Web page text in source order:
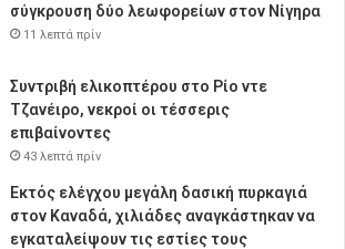
σύγκρουση δύο λεωφορείων στον Νίγηρα
11 λεπτά πρίν
Συντριβή ελικοπτέρου στο Ρίο ντε
Τζανέιρο, νεκροί οι τέσσερις
επιβαίνοντες
43 λεπτά πρίν
Εκτός ελέγχου μεγάλη δασική πυρκαγιά
στον Καναδά, χιλιάδες αναγκάστηκαν να
εγκαταλείψουν τις εστίες τους